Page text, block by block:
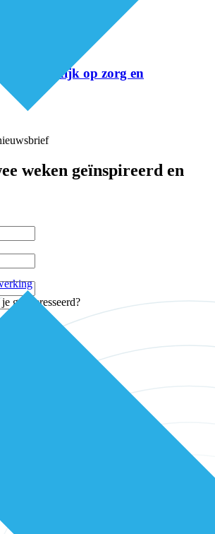
nieuwe kijk op zorg en
weken geïnspireerd en
geïnteresseerd?